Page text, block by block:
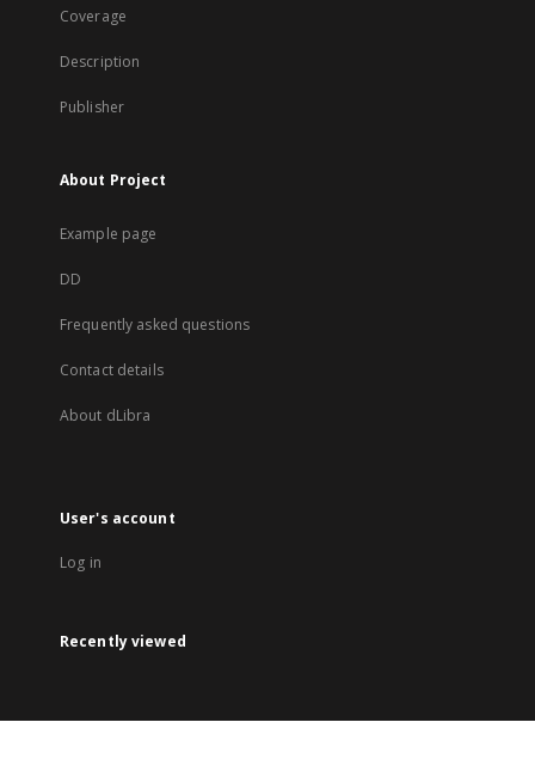
Coverage
Description
Publisher
About Project
Example page
DD
Frequently asked questions
Contact details
About dLibra
User's account
Log in
Recently viewed